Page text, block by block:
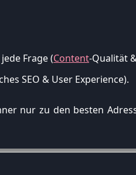
Frage (Content-Qualität
SEO & User Experience).
nur zu den besten